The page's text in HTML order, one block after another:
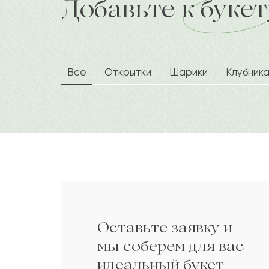
доставка по городу в течение
Нила
Добавьте к
Все Открытки Шарики
Оставьте заявку и
мы соберем для вас